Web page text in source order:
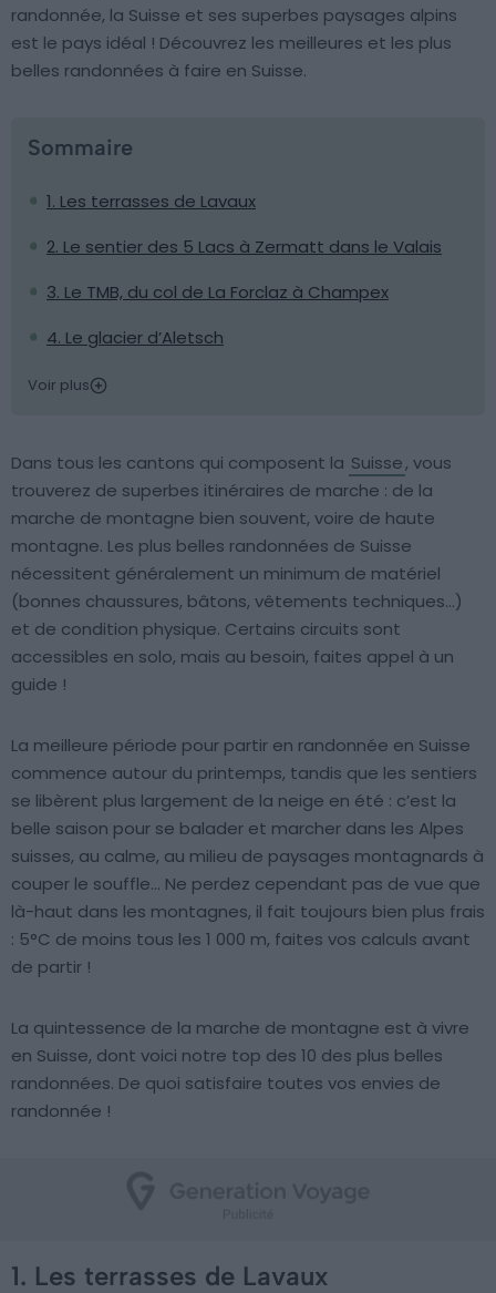
randonnée, la Suisse et ses superbes paysages alpins
est le pays idéal ! Découvrez les meilleures et les plus
belles randonnées à faire en Suisse.
Sommaire
1. Les terrasses de Lavaux
2. Le sentier des 5 Lacs à Zermatt dans le Valais
3. Le TMB, du col de La Forclaz à Champex
4. Le glacier d’Aletsch
Voir plus
Dans tous les cantons qui composent la Suisse, vous
trouverez de superbes itinéraires de marche : de la
marche de montagne bien souvent, voire de haute
montagne. Les plus belles randonnées de Suisse
nécessitent généralement un minimum de matériel
(bonnes chaussures, bâtons, vêtements techniques…)
et de condition physique. Certains circuits sont
accessibles en solo, mais au besoin, faites appel à un
guide !
La meilleure période pour partir en randonnée en Suisse
commence autour du printemps, tandis que les sentiers
se libèrent plus largement de la neige en été : c’est la
belle saison pour se balader et marcher dans les Alpes
suisses, au calme, au milieu de paysages montagnards à
couper le souffle… Ne perdez cependant pas de vue que
là-haut dans les montagnes, il fait toujours bien plus frais
: 5°C de moins tous les 1 000 m, faites vos calculs avant
de partir !
La quintessence de la marche de montagne est à vivre
en Suisse, dont voici notre top des 10 des plus belles
randonnées. De quoi satisfaire toutes vos envies de
randonnée !
1. Les terrasses de Lavaux